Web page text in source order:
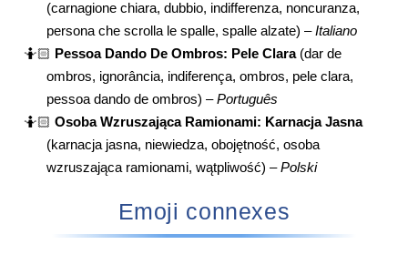
(carnagione chiara, dubbio, indifferenza, noncuranza,
persona che scrolla le spalle, spalle alzate) –Italiano
🤷🏻 Pessoa Dando De Ombros: Pele Clara(dar de
ombros, ignorância, indiferença, ombros, pele clara,
pessoa dando de ombros) –Português
🤷🏻 Osoba Wzruszająca Ramionami: Karnacja Jasna
(karnacja jasna, niewiedza, obojętność, osoba
wzruszająca ramionami, wątpliwość) –Polski
Emoji connexes